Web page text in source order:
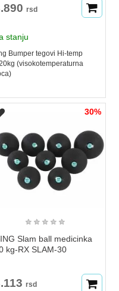
rsd
stanju
Bumper tegovi Hi-temp
(visokotemperaturna
30%
★ ★ ★ ★ ★
Slam ball medicinka
kg-RX SLAM-30
rsd